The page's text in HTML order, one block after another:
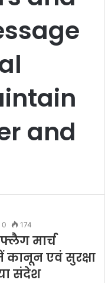
and
0 174
मार्च
एवं सुरक्षा
संदेश